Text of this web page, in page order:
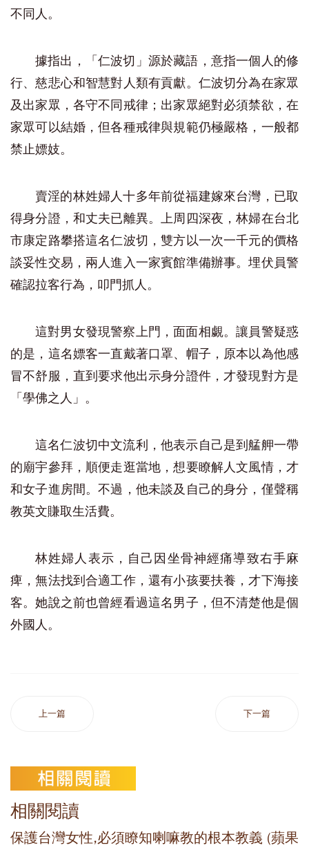
不同人。
據指出，「仁波切」源於藏語，意指一個人的修
行、慈悲心和智慧對人類有貢獻。仁波切分為在家眾
及出家眾，各守不同戒律；出家眾絕對必須禁欲，在
家眾可以結婚，但各種戒律與規範仍極嚴格，一般都
禁止嫖妓。
賣淫的林姓婦人十多年前從福建嫁來台灣，已取
得身分證，和丈夫已離異。上周四深夜，林婦在台北
市康定路攀搭這名仁波切，雙方以一次一千元的價格
談妥性交易，兩人進入一家賓館準備辦事。埋伏員警
確認拉客行為，叩門抓人。
這對男女發現警察上門，面面相覷。讓員警疑惑
的是，這名嫖客一直戴著口罩、帽子，原本以為他感
冒不舒服，直到要求他出示身分證件，才發現對方是
「學佛之人」。
這名仁波切中文流利，他表示自己是到艋舺一帶
的廟宇參拜，順便走逛當地，想要瞭解人文風情，才
和女子進房間。不過，他未談及自己的身分，僅聲稱
教英文賺取生活費。
林姓婦人表示，自己因坐骨神經痛導致右手麻
痺，無法找到合適工作，還有小孩要扶養，才下海接
客。她說之前也曾經看過這名男子，但不清楚他是個
外國人。
上一篇 下一篇
相關閱讀
保護台灣女性,必須瞭知喇嘛教的根本教義 (蘋果